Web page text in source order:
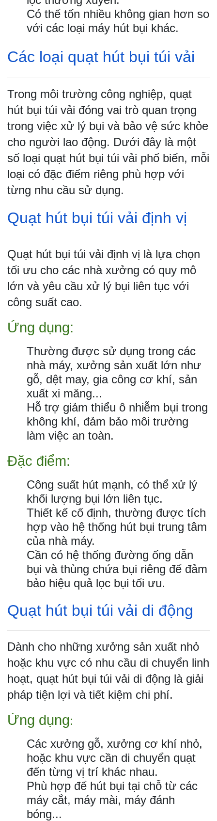
Có thể tốn nhiều không gian hơn so
với các loại máy hút bụi khác.
Các loại quạt hút bụi túi vải
Trong môi trường công nghiệp, quạt
hút bụi túi vải đóng vai trò quan trọng
trong việc xử lý bụi và bảo vệ sức khỏe
cho người lao động. Dưới đây là một
số loại quạt hút bụi túi vải phổ biến, mỗi
loại có đặc điểm riêng phù hợp với
từng nhu cầu sử dụng.
Quạt hút bụi túi vải định vị
Quạt hút bụi túi vải định vị là lựa chọn
tối ưu cho các nhà xưởng có quy mô
lớn và yêu cầu xử lý bụi liên tục với
công suất cao.
Ứng dụng:
Thường được sử dụng trong các
nhà máy, xưởng sản xuất lớn như
gỗ, dệt may, gia công cơ khí, sản
xuất xi măng...
Hỗ trợ giảm thiểu ô nhiễm bụi trong
không khí, đảm bảo môi trường
làm việc an toàn.
Đặc điểm:
Công suất hút mạnh, có thể xử lý
khối lượng bụi lớn liên tục.
Thiết kế cố định, thường được tích
hợp vào hệ thống hút bụi trung tâm
của nhà máy.
Cần có hệ thống đường ống dẫn
bụi và thùng chứa bụi riêng để đảm
bảo hiệu quả lọc bụi tối ưu.
Quạt hút bụi túi vải di động
Dành cho những xưởng sản xuất nhỏ
hoặc khu vực có nhu cầu di chuyển linh
hoạt, quạt hút bụi túi vải di động là giải
pháp tiện lợi và tiết kiệm chi phí.
Ứng dụng:
Các xưởng gỗ, xưởng cơ khí nhỏ,
hoặc khu vực cần di chuyển quạt
đến từng vị trí khác nhau.
Phù hợp để hút bụi tại chỗ từ các
máy cắt, máy mài, máy đánh
bóng...